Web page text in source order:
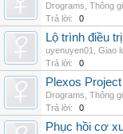
Drograms Thông
Trả lời:
0
Lộ trình điều
uyenuyen01
Giao
Trả lời:
0
Plexos
Drograms Thông
Trả lời:
0
Phục hồi cơ